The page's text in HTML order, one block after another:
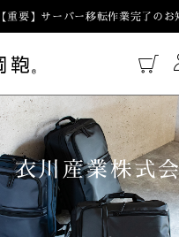
【重要】サーバー移転作業完了のお
衣川産業株式